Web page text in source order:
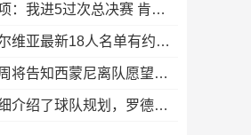
韦德吐槽新增奖项：我进5过次总决赛 肯定能拿一两个东决MVP
尼古拉大队！塞尔维亚最新18人名单有约基奇/约维奇等7个叫尼古拉
记者：小蜘蛛下周将告知西蒙尼离队愿望，并希望得到理解和帮助
记者：弗里克详细介绍了球队规划，罗德里非常认可并选择加盟巴萨